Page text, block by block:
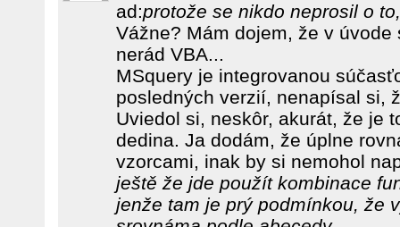
ad:protože se nikdo neprosil o
Vážne? Mám dojem, že v
nerád VBA...
MSquery je integrovanou
posledných verzií, nenapísal si,
Uviedol si, neskôr, akurát, že je
dedina. Ja dodám, že úplne
vzorcami, inak by si nemohol
ještě že jde použít kombinace
jenže tam je prý podmínkou, že